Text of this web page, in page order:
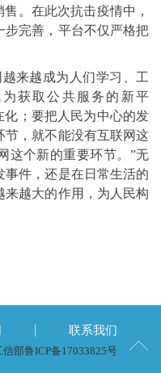
。在此次抗击疫情中，
步完善，平台不仅严格把
来越成为人们学习、工
获取公共服务的新平
化；要把人民为中心的发
节，就不能没有互联网这
这个新的重要环节。”无
件，还是在日常生活的
越大的作用，为人民构
联系我们
信部鲁ICP备17033825号